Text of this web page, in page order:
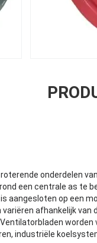
onderdelen
een centrale as te
aangesloten op een
afhankelijk
worden
industriële